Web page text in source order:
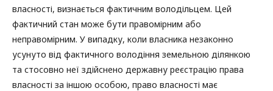
власності, визнається фактичним володільцем. Цей
фактичний стан може бути правомірним або
неправомірним. У випадку, коли власника незаконно
усунуто від фактичного володіння земельною ділянкою
та стосовно неї здійснено державну реєстрацію права
власності за іншою особою, право власності має